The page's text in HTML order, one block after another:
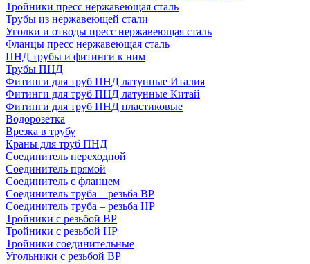
Тройники пресс нержавеющая сталь
Трубы из нержавеющей стали
Уголки и отводы пресс нержавеющая сталь
Фланцы пресс нержавеющая сталь
ПНД трубы и фитинги к ним
Трубы ПНД
Фитинги для труб ПНД латунные Италия
Фитинги для труб ПНД латунные Китай
Фитинги для труб ПНД пластиковые
Водорозетка
Врезка в трубу
Краны для труб ПНД
Соединитель переходной
Соединитель прямой
Соединитель с фланцем
Соединитель труба – резьба ВР
Соединитель труба – резьба НР
Тройники с резьбой ВР
Тройники с резьбой НР
Тройники соединительные
Угольники с резьбой ВР